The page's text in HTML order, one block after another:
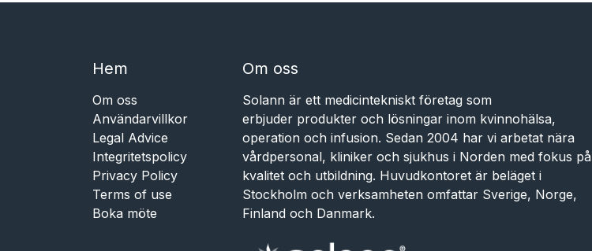
Hem​​
Om oss
Användarvillkor
Legal Advice
Integritetspolicy
Privacy Policy
Terms of use
Boka möte
Om oss
Solann är ett medicintekniskt företag som
erbjuder produkter och lösningar inom kvinnohälsa,
operation och infusion. Sedan 2004 har vi arbetat nära
vårdpersonal, kliniker och sjukhus i Norden med fokus på
kvalitet och utbildning. Huvudkontoret är beläget i
Stockholm och verksamheten omfattar Sverige, Norge,
Finland och Danmark.